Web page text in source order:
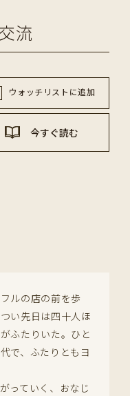
流
ウォッチリストに追加
今すぐ読む
ルの店の前を歩
い先日は四十人ほ
ふたりいた。ひと
で、ふたりともヨ
っていく、おなじ